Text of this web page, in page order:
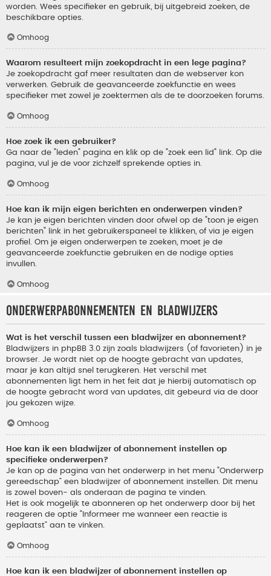
worden. Wees specifieker en gebruik, bij uitgebreid zoeken, de
beschikbare opties.
Omhoog
Waarom resulteert mijn zoekopdracht in een lege pagina?
Je zoekopdracht gaf meer resultaten dan de webserver kon
verwerken. Gebruik de geavanceerde zoekfunctie en wees
specifieker met zowel je zoektermen als de te doorzoeken forums.
Omhoog
Hoe zoek ik een gebruiker?
Ga naar de "leden" pagina en klik op de "zoek een lid" link. Op die
pagina, vul je de voor zichzelf sprekende opties in.
Omhoog
Hoe kan ik mijn eigen berichten en onderwerpen vinden?
Je kan je eigen berichten vinden door ofwel op de "toon je eigen
berichten" link in het gebruikerspaneel te klikken, of via je eigen
profiel. Om je eigen onderwerpen te zoeken, moet je de
geavanceerde zoekfunctie gebruiken en de nodige opties
invullen.
Omhoog
Onderwerpabonnementen en bladwijzers
Wat is het verschil tussen een bladwijzer en abonnement?
Bladwijzers in phpBB 3.0 zijn zoals bladwijzers (of favorieten) in je
browser. Je wordt niet op de hoogte gebracht van updates,
maar je kan altijd snel terugkeren. Het verschil met
abonnementen ligt hem in het feit dat je hierbij automatisch op
de hoogte gebracht word van updates, dit gebeurd via de door
jou gekozen wijze.
Omhoog
Hoe kan ik een bladwijzer of abonnement instellen op
specifieke onderwerpen?
Je kan op de pagina van het onderwerp in het menu “Onderwerp
gereedschap” een bladwijzer of abonnement instellen. Dit menu
is zowel boven- als onderaan de pagina te vinden.
Het is ook mogelijk te abonneren op het onderwerp door bij het
reageren de optie “Informeer me wanneer een reactie is
geplaatst” aan te vinken.
Omhoog
Hoe kan ik een bladwijzer of abonnement instellen op